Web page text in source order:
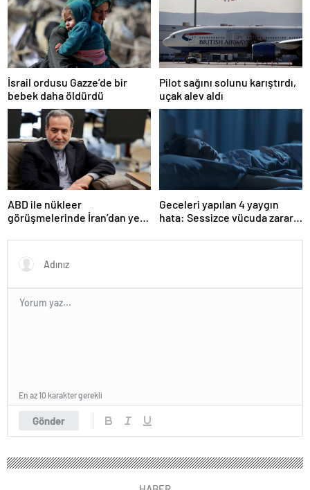
İsrail ordusu Gazze’de bir
bebek daha öldürdü
Pilot sağını solunu karıştırdı,
uçak alev aldı
ABD ile nükleer
görüşmelerinde İran’dan yeni
Geceleri yapılan 4 yaygın
hata: Sessizce vücuda zarar
Gönder
En az 10 karakter gerekli